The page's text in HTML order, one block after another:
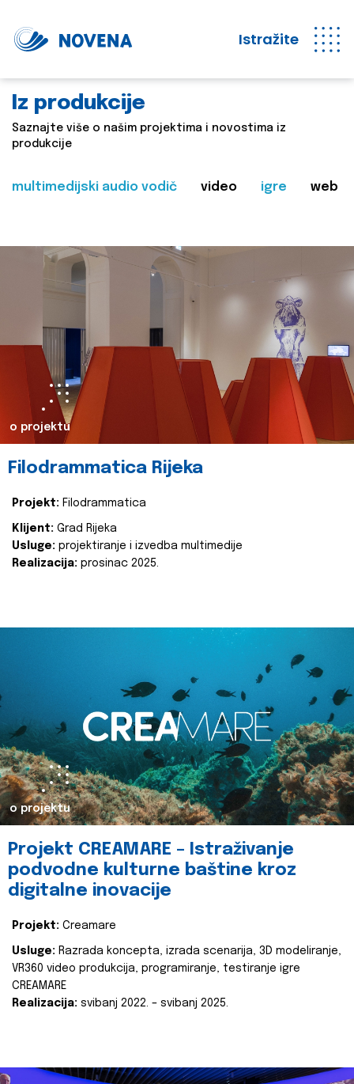
Istražite
Iz produkcije
Saznajte više o našim projektima i novostima iz
produkcije
multimedijski audio vodič video igre web
o projektu
Filodrammatica Rijeka
Projekt: Filodrammatica
Klijent: Grad Rijeka
Usluge: projektiranje i izvedba multimedije
Realizacija: prosinac 2025.
o projektu
Projekt CREAMARE – Istraživanje
podvodne kulturne baštine kroz
digitalne inovacije
Projekt: Creamare
Usluge: Razrada koncepta, izrada scenarija, 3D modeliranje,
VR360 video produkcija, programiranje, testiranje igre
CREAMARE
Realizacija: svibanj 2022. – svibanj 2025.